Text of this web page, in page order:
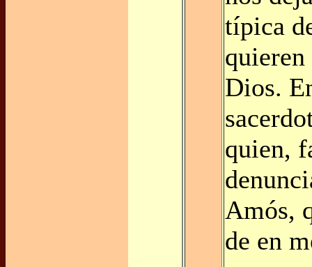
típica
Dios.
quien,
Amós,
de en